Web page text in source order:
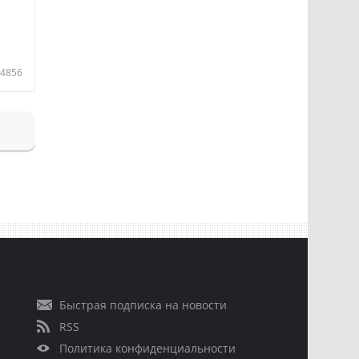
4856
Быстрая подписка на новости
RSS
Политика конфиденциальности